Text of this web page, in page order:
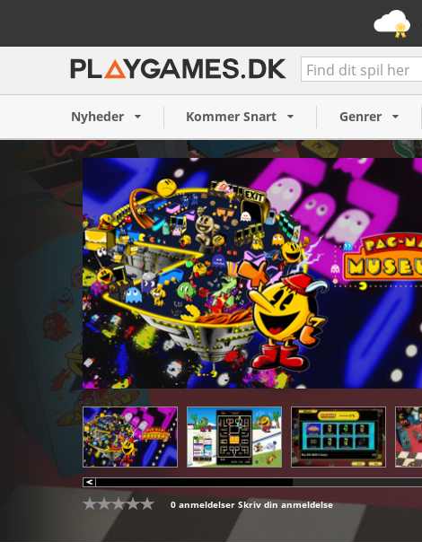
Nyheder Kommer Snart Genrer
0 anmeldelser Skriv din anmeldelse
PAC-MAN MUSEUM+ (PC)
145 kr.